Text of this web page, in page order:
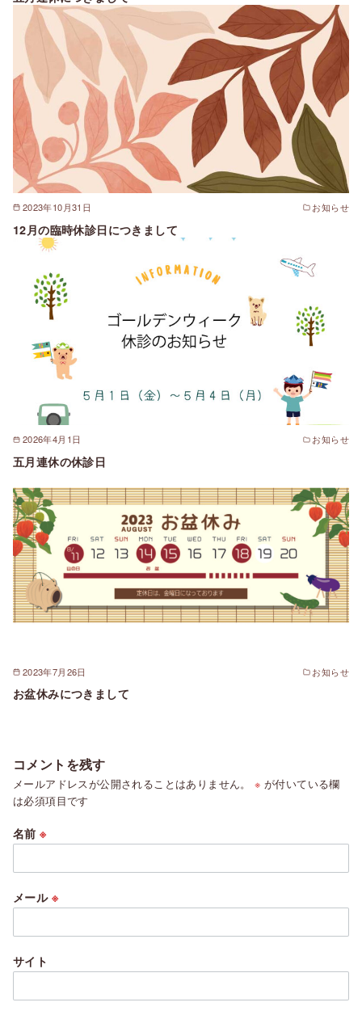
2023年10月31日 お知らせ
12月の臨時休診日につきまして
2026年4月1日 お知らせ
五月連休の休診日
2023年7月26日 お知らせ
お盆休みにつきまして
コメントを残す
メールアドレスが公開されることはありません。 ※ が付いている欄
は必須項目です
名前※
メール ※
サイト